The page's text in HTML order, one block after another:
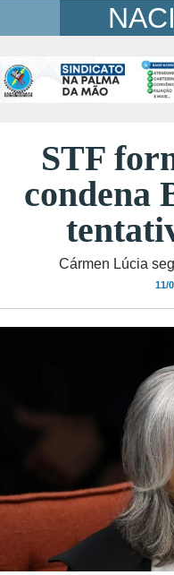
STF
condena
Cármen Lúcia
11/